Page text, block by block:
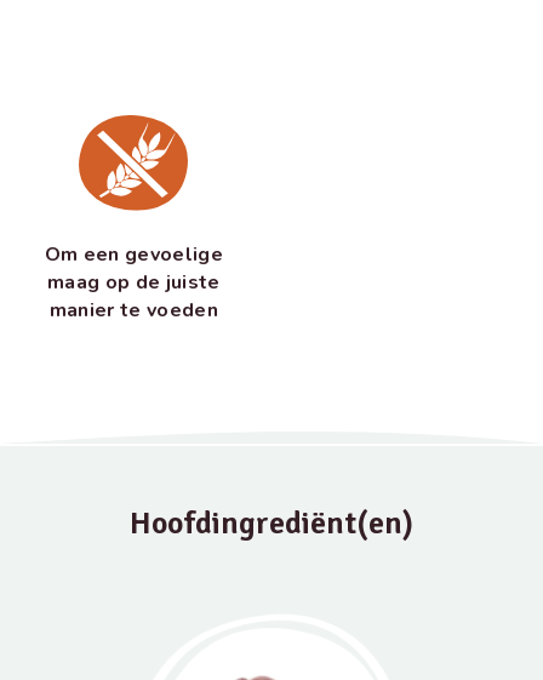
Om een gevoelige
maag op de juiste
manier te voeden
Hoofdingrediënt(en)